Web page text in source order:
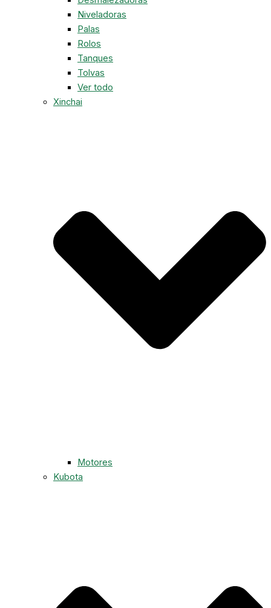
Niveladoras
Palas
Rolos
Tanques
Tolvas
Ver todo
Xinchai
Motores
Kubota